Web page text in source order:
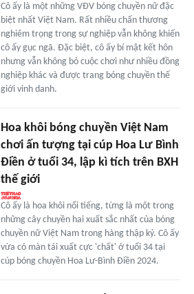
Cô ấy là một những VĐV bóng chuyền nữ đặc
biệt nhất Việt Nam. Rất nhiều chấn thương
nghiêm trọng trong sự nghiệp vẫn không khiến
cô ấy gục ngã. Đặc biệt, cô ấy bí mật kết hôn
nhưng vẫn không bỏ cuộc chơi như nhiều đồng
nghiệp khác và được trang bóng chuyền thế
giới vinh danh.
Hoa khôi bóng chuyền Việt Nam
chơi ấn tượng tại cúp Hoa Lư Bình
Điền ở tuổi 34, lập kì tích trên BXH
thế giới
Cô ấy là hoa khôi nổi tiếng, từng là một trong
những cây chuyền hai xuất sắc nhất của bóng
chuyền nữ Việt Nam trong hàng thập kỷ. Cô ấy
vừa có màn tái xuất cực 'chất' ở tuổi 34 tại
cúp bóng chuyền Hoa Lư-Bình Điền 2024.